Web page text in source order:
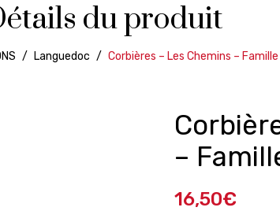
du produit
/ Languedoc / Corbières – Les Chemins –
–
16,50€